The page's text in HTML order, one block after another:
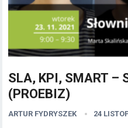
SLA, KPI, SMART –
(PROEBIZ)
ARTUR FYDRYSZEK 24